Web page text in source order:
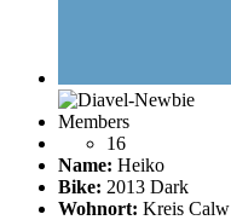
Members
16
Name: Heiko
Bike: 2013 Dark
Wohnort: Kreis Calw